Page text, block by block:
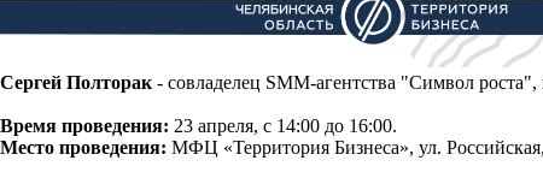
Сергей Полторак - совладелец SMM-агентства "Символ
Время проведения: 23 апреля, с 14:00 до 16:00.
Место проведения: МФЦ «Территория Бизнеса», ул.